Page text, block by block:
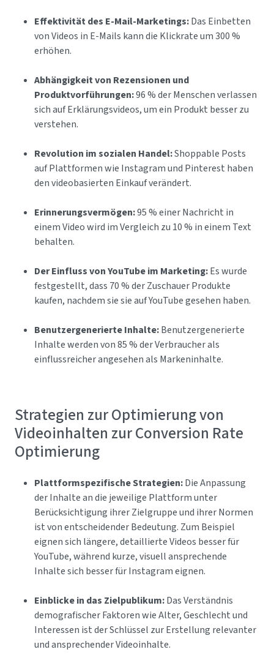
Effektivität des E-Mail-Marketings:Das Einbetten
von Videos in E-Mails kann die Klickrate um 300 %
erhöhen.
Abhängigkeit von Rezensionen und
Produktvorführungen:96 % der Menschen verlassen
sich auf Erklärungsvideos, um ein Produkt besser zu
verstehen.
Revolution im sozialen Handel:Shoppable Posts
auf Plattformen wie Instagram und Pinterest haben
den videobasierten Einkauf verändert.
Erinnerungsvermögen:95 % einer Nachricht in
einem Video wird im Vergleich zu 10 % in einem Text
behalten.
Der Einfluss von YouTube im Marketing:Es wurde
festgestellt, dass 70 % der Zuschauer Produkte
kaufen, nachdem sie sie auf YouTube gesehen haben.
Benutzergenerierte Inhalte:Benutzergenerierte
Inhalte werden von 85 % der Verbraucher als
einflussreicher angesehen als Markeninhalte.
Strategien zur Optimierung von
Videoinhalten zur Conversion Rate
Optimierung
Plattformspezifische Strategien:Die Anpassung
der Inhalte an die jeweilige Plattform unter
Berücksichtigung ihrer Zielgruppe und ihrer Normen
ist von entscheidender Bedeutung. Zum Beispiel
eignen sich längere, detaillierte Videos besser für
YouTube, während kurze, visuell ansprechende
Inhalte sich besser für Instagram eignen.
Einblicke in das Zielpublikum:Das Verständnis
demografischer Faktoren wie Alter, Geschlecht und
Interessen ist der Schlüssel zur Erstellung relevanter
und ansprechender Videoinhalte.